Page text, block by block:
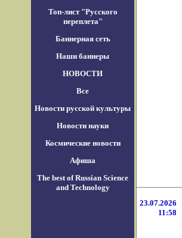
Топ-лист "Русского
переплета"
Баннерная сеть
Наши баннеры
НОВОСТИ
Все
Новости русской культуры
Новости науки
Космические новости
Афиша
The best of Russian Science
and Technology
23.07.2026
11:58